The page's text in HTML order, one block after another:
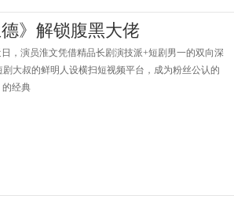
》解锁腹黑大佬
，演员淮文凭借精品长剧演技派+短剧男一的双向深
大叔的鲜明人设横扫短视频平台，成为粉丝公认的
的经典